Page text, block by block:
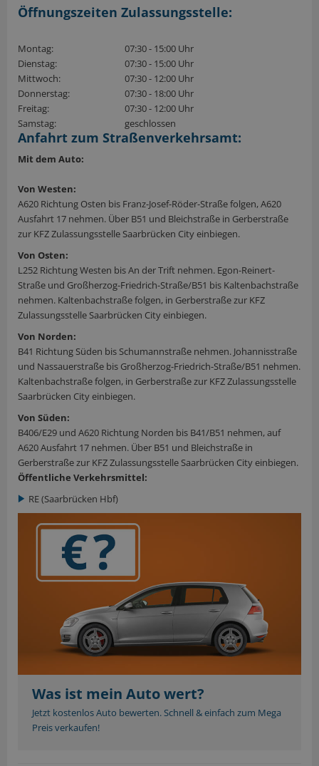
Öffnungszeiten Zulassungsstelle:
Montag:
07:30 - 15:00 Uhr
Dienstag:
07:30 - 15:00 Uhr
Mittwoch:
07:30 - 12:00 Uhr
Donnerstag:
07:30 - 18:00 Uhr
Freitag:
07:30 - 12:00 Uhr
Samstag:
geschlossen
Anfahrt zum Straßenverkehrsamt:
Mit dem Auto:
Von Westen:
A620 Richtung Osten bis Franz-Josef-Röder-Straße folgen, A620
Ausfahrt 17 nehmen. Über B51 und Bleichstraße in Gerberstraße
zur KFZ Zulassungsstelle Saarbrücken City einbiegen.
Von Osten:
L252 Richtung Westen bis An der Trift nehmen. Egon-Reinert-
Straße und Großherzog-Friedrich-Straße/B51 bis Kaltenbachstraße
nehmen. Kaltenbachstraße folgen, in Gerberstraße zur KFZ
Zulassungsstelle Saarbrücken City einbiegen.
Von Norden:
B41 Richtung Süden bis Schumannstraße nehmen. Johannisstraße
und Nassauerstraße bis Großherzog-Friedrich-Straße/B51 nehmen.
Kaltenbachstraße folgen, in Gerberstraße zur KFZ Zulassungsstelle
Saarbrücken City einbiegen.
Von Süden:
B406/E29 und A620 Richtung Norden bis B41/B51 nehmen, auf
A620 Ausfahrt 17 nehmen. Über B51 und Bleichstraße in
Gerberstraße zur KFZ Zulassungsstelle Saarbrücken City einbiegen.
Öffentliche Verkehrsmittel:
RE (Saarbrücken Hbf)
Was ist mein Auto wert?
Jetzt kostenlos Auto bewerten. Schnell & einfach zum Mega
Preis verkaufen!